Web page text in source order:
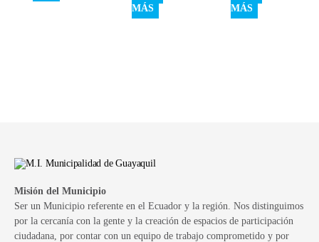
MÁS
MÁS
Misión del Municipio
Ser un Municipio referente en el Ecuador y la región. Nos distinguimos
por la cercanía con la gente y la creación de espacios de participación
ciudadana, por contar con un equipo de trabajo comprometido y por